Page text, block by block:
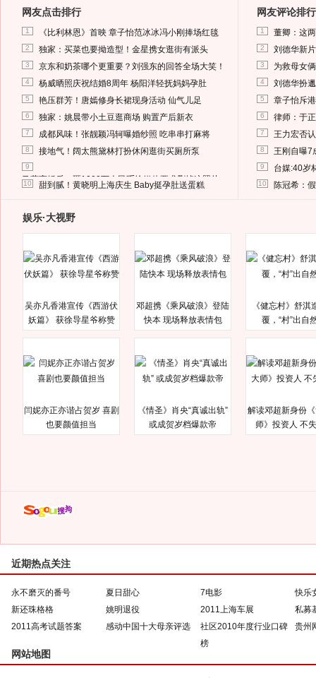
网友点击排行
1 《比利林恩》首映 章子怡范冰冰冯小刚捧场红毯
2 独家：买菜也要拗造型！金星携女逛街有派头
3 京东和奶茶哪个更重要？刘强东的回答全场大笑！
4 杨威晒照庆祝结婚8周年 杨阳洋轻抚妈妈孕肚
5 艳压群芳！唐嫣修身长裙现身活动 仙气儿足
6 独家：姚晨带小土豆逛商场 购置产后新衣
7 成都风味！张靓颖冯轲曝婚纱照 吃串串打麻将
8 接地气！阔太熊黛林打扮休闲逛街买厕所泵
9
马蓉离婚后，砸1000万人民币给媒体要求删掉这照片
10 甜到腻！黄晓明上海庆生 Baby挺孕肚送蛋糕
网友评论排行
1 董卿：这
2 刘德华新
3 为救母女
4 刘德华扮
5 章子怡斥
6 律师：于
7 王力宏否
8 王刚自曝7
9 台媒:40岁
10 陈冠希：
娱乐·大视野
吴亦凡香港宣传《西游伏
妖篇》 获徐导星爷称赞
邓超携《乘风破浪》登陆
快本 现场释放表情包
《健忘村》舒淇
覆，“村”出自
闫妮亦正亦谐占贺岁 喜剧
也要颜值担当
《情圣》肖央“真诚出轨”
或成贺岁档爆款帝
解读邓超新身份
师》投资人 不
近期热点关注
永不磨灭的番号 夏日甜心 7电影
快乐
新还珠格格
姚明退役 2011上海车展
私募
2011高考试题答案
感动中国十大母亲评选
社区2010年度行业口碑
榜
贵州
网站地图